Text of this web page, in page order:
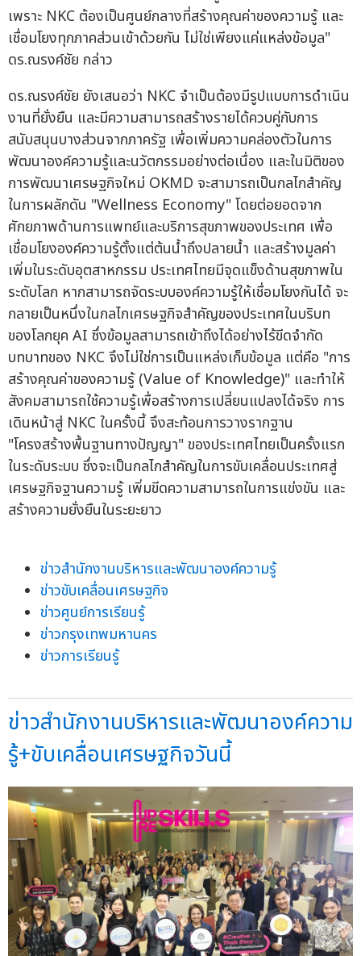
เพราะ NKC ต้องเป็นศูนย์กลางที่สร้างคุณค่าของความรู้ และ
เชื่อมโยงทุกภาคส่วนเข้าด้วยกัน ไม่ใช่เพียงแค่แหล่งข้อมูล"
ดร.ณรงค์ชัย กล่าว
ดร.ณรงค์ชัย ยังเสนอว่า NKC จำเป็นต้องมีรูปแบบการดำเนิน
งานที่ยั่งยืน และมีความสามารถสร้างรายได้ควบคู่กับการ
สนับสนุนบางส่วนจากภาครัฐ เพื่อเพิ่มความคล่องตัวในการ
พัฒนาองค์ความรู้และนวัตกรรมอย่างต่อเนื่อง และในมิติของ
การพัฒนาเศรษฐกิจใหม่ OKMD จะสามารถเป็นกลไกสำคัญ
ในการผลักดัน "Wellness Economy" โดยต่อยอดจาก
ศักยภาพด้านการแพทย์และบริการสุขภาพของประเทศ เพื่อ
เชื่อมโยงองค์ความรู้ตั้งแต่ต้นน้ำถึงปลายน้ำ และสร้างมูลค่า
เพิ่มในระดับอุตสาหกรรม ประเทศไทยมีจุดแข็งด้านสุขภาพใน
ระดับโลก หากสามารถจัดระบบองค์ความรู้ให้เชื่อมโยงกันได้ จะ
กลายเป็นหนึ่งในกลไกเศรษฐกิจสำคัญของประเทศในบริบท
ของโลกยุค AI ซึ่งข้อมูลสามารถเข้าถึงได้อย่างไร้ขีดจำกัด
บทบาทของ NKC จึงไม่ใช่การเป็นแหล่งเก็บข้อมูล แต่คือ "การ
สร้างคุณค่าของความรู้ (Value of Knowledge)" และทำให้
สังคมสามารถใช้ความรู้เพื่อสร้างการเปลี่ยนแปลงได้จริง การ
เดินหน้าสู่ NKC ในครั้งนี้ จึงสะท้อนการวางรากฐาน
"โครงสร้างพื้นฐานทางปัญญา" ของประเทศไทยเป็นครั้งแรก
ในระดับระบบ ซึ่งจะเป็นกลไกสำคัญในการขับเคลื่อนประเทศสู่
เศรษฐกิจฐานความรู้ เพิ่มขีดความสามารถในการแข่งขัน และ
สร้างความยั่งยืนในระยะยาว
ข่าวสำนักงานบริหารและพัฒนาองค์ความรู้
ข่าวขับเคลื่อนเศรษฐกิจ
ข่าวศูนย์การเรียนรู้
ข่าวกรุงเทพมหานคร
ข่าวการเรียนรู้
ข่าวสำนักงานบริหารและพัฒนาองค์ความ
รู้+ขับเคลื่อนเศรษฐกิจวันนี้